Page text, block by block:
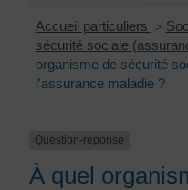
Accueil particuliers >
sécurité sociale
organisme de sécurité
l'assurance maladie ?
Question-réponse
À quel